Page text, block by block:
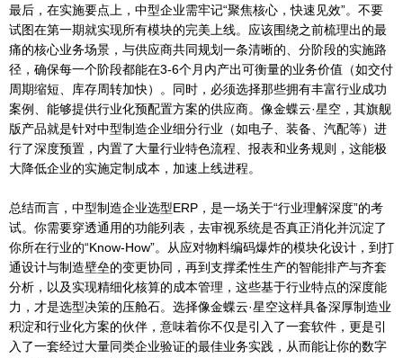
最后，在实施要点上，中型企业需牢记“聚焦核心，快速见效”。不要
试图在第一期就实现所有模块的完美上线。应该围绕之前梳理出的最
痛的核心业务场景，与供应商共同规划一条清晰的、分阶段的实施路
径，确保每一个阶段都能在3-6个月内产出可衡量的业务价值（如交付
周期缩短、库存周转加快）。同时，必须选择那些拥有丰富行业成功
案例、能够提供行业化预配置方案的供应商。像金蝶云·星空，其旗舰
版产品就是针对中型制造企业细分行业（如电子、装备、汽配等）进
行了深度预置，内置了大量行业特色流程、报表和业务规则，这能极
大降低企业的实施定制成本，加速上线进程。
总结而言，中型制造企业选型ERP，是一场关于“行业理解深度”的考
试。你需要穿透通用的功能列表，去审视系统是否真正消化并沉淀了
你所在行业的“Know-How”。从应对物料编码爆炸的模块化设计，到打
通设计与制造壁垒的变更协同，再到支撑柔性生产的智能排产与齐套
分析，以及实现精细化核算的成本管理，这些基于行业特点的深度能
力，才是选型决策的压舱石。选择像金蝶云·星空这样具备深厚制造业
积淀和行业化方案的伙伴，意味着你不仅是引入了一套软件，更是引
入了一套经过大量同类企业验证的最佳业务实践，从而能让你的数字